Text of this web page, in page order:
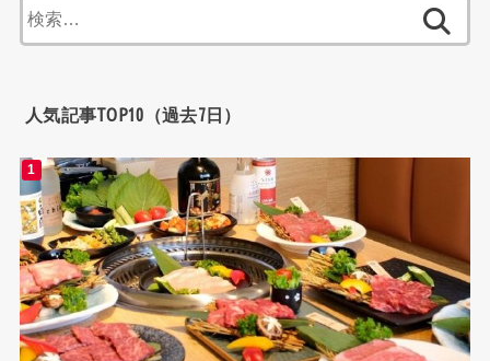
索:
人気記事TOP10（過去7日）